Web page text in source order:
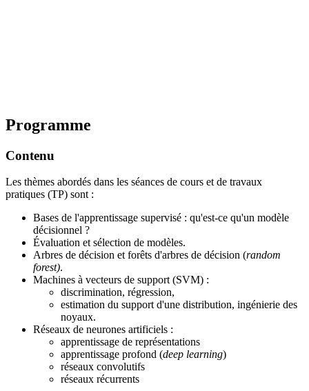
Programme
Contenu
Les thèmes abordés dans les séances de cours et de travaux
pratiques (TP) sont :
Bases de l'apprentissage supervisé : qu'est-ce qu'un modèle
décisionnel ?
Évaluation et sélection de modèles.
Arbres de décision et forêts d'arbres de décision (random
forest).
Machines à vecteurs de support (SVM) :
discrimination, régression,
estimation du support d'une distribution, ingénierie des
noyaux.
Réseaux de neurones artificiels :
apprentissage de représentations
apprentissage profond (deep learning)
réseaux convolutifs
réseaux récurrents